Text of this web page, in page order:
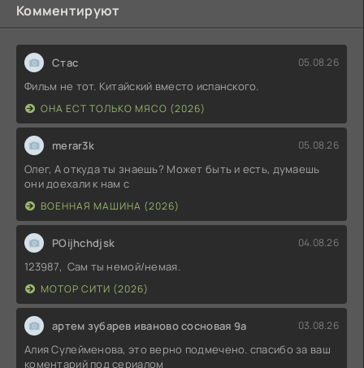
Комментируют
Стас 05.08.26
Фильм не тот. Китайский вместо испанского.
ОНА ЕСТ ТОЛЬКО МЯСО (2026)
merar3k 05.08.26
Олег, А откуда ты знаешь? Может быть и есть, думаешь
они доехали к нам с
ВОЕННАЯ МАШИНА (2026)
POijhchdjsk 04.08.26
123987, Сам ты немой/немая.
МОТОР СИТИ (2026)
артем зубарев иваново сосновая 9а 03.08.26
Алия Сулейменова, это верно подмечено. спасибо за ваш
коментарий под сериалом